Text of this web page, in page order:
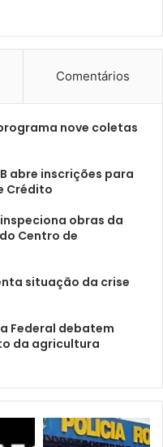
Comentários
nove coletas
abre inscrições para
Crédito
obras da
Centro de
situação da crise
Federal debatem
da agricultura